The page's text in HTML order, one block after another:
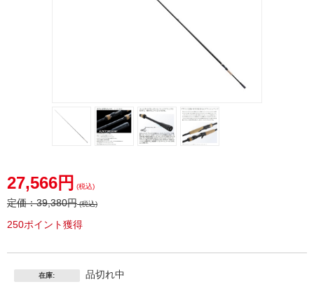
27,566円 (税込)
定価：39,380円(税込)
250ポイント獲得
在庫: 品切れ中